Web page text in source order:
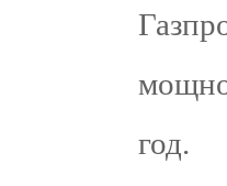
год.